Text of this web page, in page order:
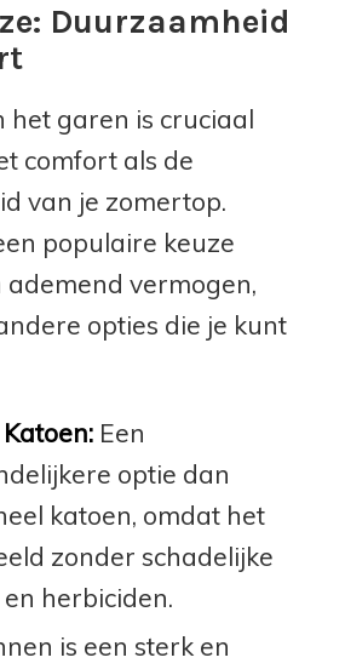
Duurzaamheid
het garen is cruciaal
comfort als de
van je zomertop.
populaire keuze
vermogen,
opties die je kunt
Een
optie dan
katoen, omdat het
zonder schadelijke
herbiciden.
is een sterk en